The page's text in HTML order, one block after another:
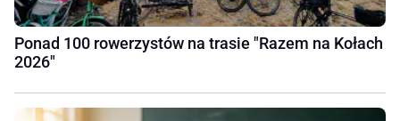
Ponad 100 rowerzystów na trasie "Razem na Kołach
2026"